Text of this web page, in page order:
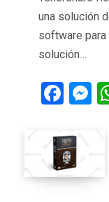
una solución
software
solución…
F
ce
b
o
g